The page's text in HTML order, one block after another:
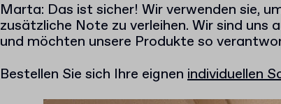
Marta: Das ist sicher! Wir verwenden sie,
zusätzliche Note zu verleihen. Wir sind
und möchten unsere Produkte so
Bestellen Sie sich Ihre eignen individuellen